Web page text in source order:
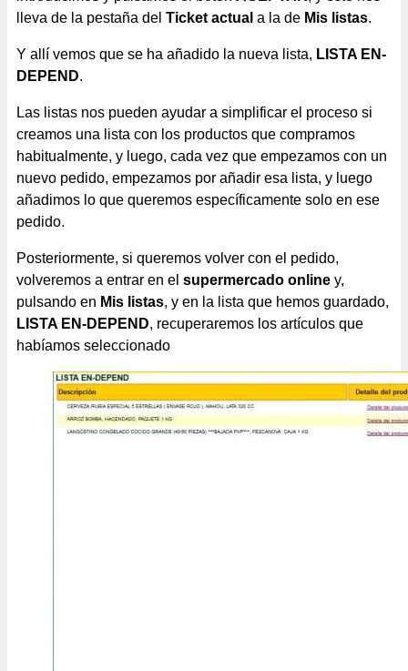
lleva de la pestaña del Ticket actual a la de Mis listas.
Y allí vemos que se ha añadido la nueva lista, LISTA EN-
DEPEND.
Las listas nos pueden ayudar a simplificar el proceso si
creamos una lista con los productos que compramos
habitualmente, y luego, cada vez que empezamos con un
nuevo pedido, empezamos por añadir esa lista, y luego
añadimos lo que queremos específicamente solo en ese
pedido.
Posteriormente, si queremos volver con el pedido,
volveremos a entrar en el supermercado online y,
pulsando en Mis listas, y en la lista que hemos guardado,
LISTA EN-DEPEND, recuperaremos los artículos que
habíamos seleccionado